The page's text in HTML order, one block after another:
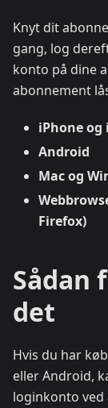
Knyt dit
gang, log
konto på dine
abonnement
iPhone og
Android
Mac og
Firefox)
Sådan
det
Hvis du har
eller Android,
loginkonto ved